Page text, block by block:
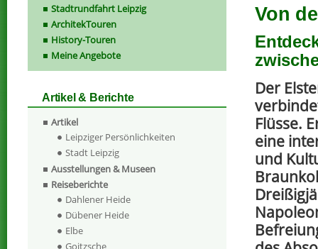
Von
Der
Flüsse.
eine
und
Stadtrundfahrt Leipzig
ArchitekTouren
History-Touren
Meine Angebote
Artikel & Berichte
Artikel
Leipziger Persönlichkeiten
Stadt Leipzig
Ausstellungen & Museen
Reiseberichte
Dahlener Heide
Dübener Heide
Elbe
Goitzsche